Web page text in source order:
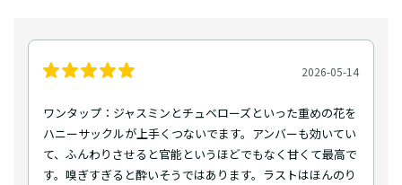
2026-05-14
ワンタップ：ジャスミンとチュベローズといった重めの花を
ハニーサックルが上手くつないでます。アンバーも効いてい
て、ふんわりさせると官能というほどでもなく甘くて最高で
す。嗅ぎすぎると酔いそうではあります。ラストはほんのり